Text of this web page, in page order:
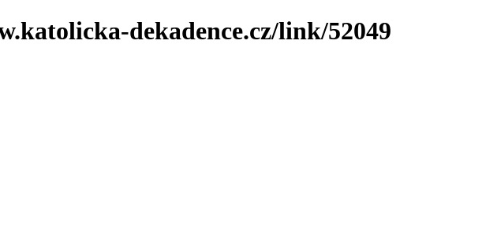
dekadence.cz/link/52049